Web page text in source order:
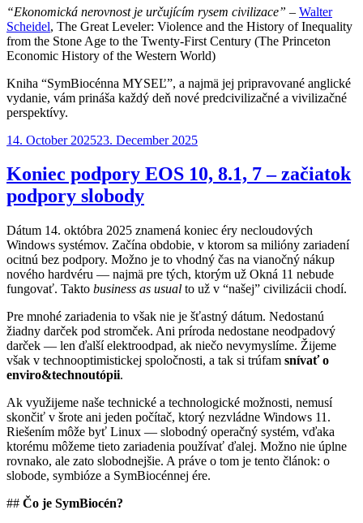
“Ekonomická nerovnost je určujícím rysem civilizace” – Walter
Scheidel, The Great Leveler: Violence and the History of Inequality
from the Stone Age to the Twenty-First Century (The Princeton
Economic History of the Western World)
Kniha “SymBiocénna MYSEĽ”, a najmä jej pripravované anglické
vydanie, vám prináša každý deň nové predcivilizačné a vivilizačné
perspektívy.
Posted
14. October 202523. December 2025
Koniec podpory EOS 10, 8.1, 7 – začiatok
podpory slobody
Dátum 14. októbra 2025 znamená koniec éry necloudových
Windows systémov. Začína obdobie, v ktorom sa milióny zariadení
ocitnú bez podpory. Možno je to vhodný čas na vianočný nákup
nového hardvéru — najmä pre tých, ktorým už Okná 11 nebude
fungovať. Takto business as usual to už v “našej” civilizácii chodí.
Pre mnohé zariadenia to však nie je šťastný dátum. Nedostanú
žiadny darček pod stromček. Ani príroda nedostane neodpadový
darček — len ďalší elektroodpad, ak niečo nevymyslíme. Žijeme
však v technooptimistickej spoločnosti, a tak si trúfam snívať o
enviro&technoutópii.
Ak využijeme naše technické a technologické možnosti, nemusí
skončiť v šrote ani jeden počítač, ktorý nezvládne Windows 11.
Riešením môže byť Linux — slobodný operačný systém, vďaka
ktorému môžeme tieto zariadenia používať ďalej. Možno nie úplne
rovnako, ale zato slobodnejšie. A práve o tom je tento článok: o
slobode, symbióze a SymBiocénnej ére.
## Čo je SymBiocén?